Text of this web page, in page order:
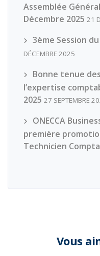
Assemblée
Décembre 2025 21
3ème Session du
DÉCEMBRE 2025
Bonne tenue
l’expertise
2025 27 SEPTEMBRE
ONECCA
première
Technicien
Vous